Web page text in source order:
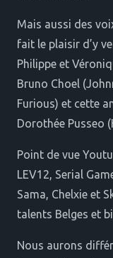
Mais aussi des
fait le plaisir d’y
Philippe et
Bruno Choel
Furious) et cette
Dorothée Pusseo
Point de vue
LEV12, Serial
Sama, Chelxie et
talents Belges et
Nous aurons